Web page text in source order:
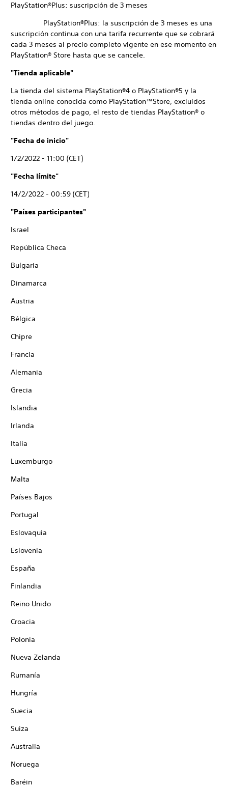
PlayStation®Plus: suscripción de 3 meses
PlayStation®Plus: la suscripción de 3 meses es una
suscripción continua con una tarifa recurrente que se cobrará
cada 3 meses al precio completo vigente en ese momento en
PlayStation® Store hasta que se cancele.
"Tienda aplicable"
La tienda del sistema PlayStation®4 o PlayStation®5 y la
tienda online conocida como PlayStation™Store, excluidos
otros métodos de pago, el resto de tiendas PlayStation® o
tiendas dentro del juego.
"Fecha de inicio"
1/2/2022 - 11:00 (CET)
"Fecha límite"
14/2/2022 - 00:59 (CET)
"Países participantes"
Israel
República Checa
Bulgaria
Dinamarca
Austria
Bélgica
Chipre
Francia
Alemania
Grecia
Islandia
Irlanda
Italia
Luxemburgo
Malta
Países Bajos
Portugal
Eslovaquia
Eslovenia
España
Finlandia
Reino Unido
Croacia
Polonia
Nueva Zelanda
Rumanía
Hungría
Suecia
Suiza
Australia
Noruega
Baréin